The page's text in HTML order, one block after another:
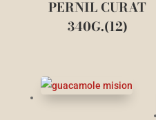
PERNIL CURAT
340G.(12)